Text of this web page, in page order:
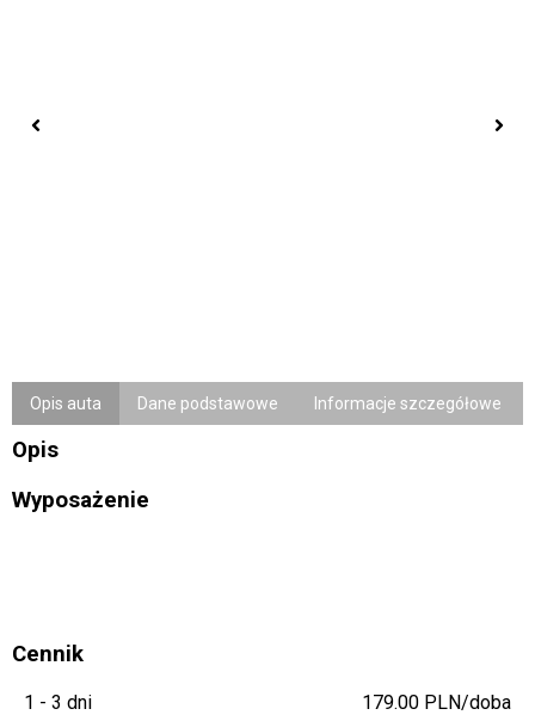
Opis auta Dane podstawowe Informacje szczegółowe
Opis
Wyposażenie
Cennik
1 - 3 dni 179.00 PLN/doba